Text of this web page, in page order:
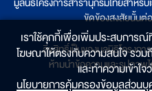
ขัดข้องสงสัยนั้นต่
ลิขสิทธิ์เป็นของมูลนิธิโครงกา
ห้ามนำข้อความและรูปภาพ
เราใช้คุกกี้เพื่อเพิ่มประสบการณ์
โฆษณาให้ตรงกับความสนใจ รวมถึ
และทำความเข้าใ
นโยบายการคุ้มครองข้อมูลส่วน